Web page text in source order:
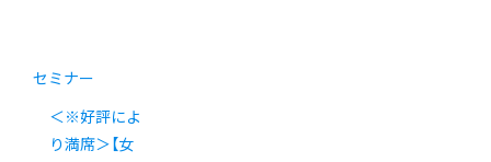
セミナー
＜※好評によ
り満席＞【女